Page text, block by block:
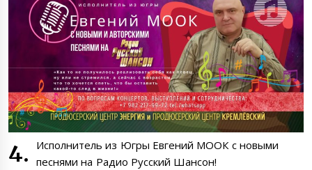
Исполнитель из Югры Евгений МООК с новыми
песнями на Радио Русский Шансон!